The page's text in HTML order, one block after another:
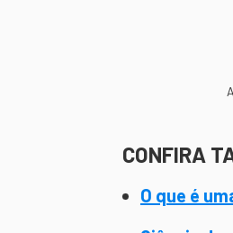
CONFIRA
O que é